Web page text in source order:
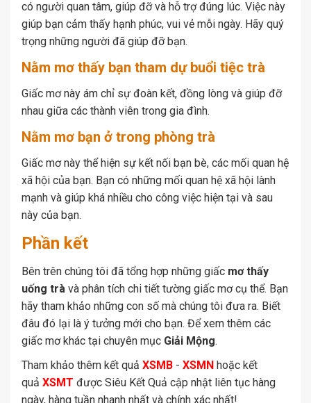
có người quan tâm, giúp đỡ và hỗ trợ đúng lúc. Việc này
giúp bạn cảm thấy hạnh phúc, vui vẻ mỗi ngày. Hãy quý
trọng những người đã giúp đỡ bạn.
Nằm mơ thấy bạn tham dự buổi tiệc trà
Giấc mơ này ám chỉ sự đoàn kết, đồng lòng và giúp đỡ
nhau giữa các thành viên trong gia đình.
Nằm mơ bạn ở trong phòng trà
Giấc mơ này thể hiện sự kết nối bạn bè, các mối quan hệ
xã hội của bạn. Bạn có những mối quan hệ xã hội lành
mạnh và giúp khá nhiều cho công việc hiện tại và sau
này của bạn.
Phần kết
Bên trên chúng tôi đã tổng hợp những giấc mơ thấy
uống trà và phân tích chi tiết tường giấc mơ cụ thể. Bạn
hãy tham khảo những con số mà chúng tôi đưa ra. Biết
đâu đó lại là ý tưởng mới cho bạn. Để xem thêm các
giấc mơ khác tại chuyên mục Giải Mộng.
Tham khảo thêm kết quả XSMB - XSMN hoặc kết
quả XSMT được Siêu Kết Quả cập nhật liên tục hàng
ngày, hàng tuần nhanh nhất và chính xác nhất!